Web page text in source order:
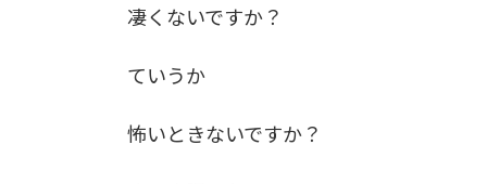
凄くないですか？
ていうか
怖いときないですか？